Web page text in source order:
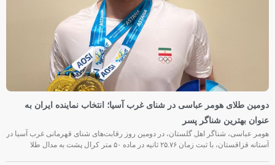
دومین طلای هومر عباسی در شنای غرب آسیا؛ انتخاب نماینده ایران به
عنوان بهترین شناگر پسر
هومر عباسی، شناگر اهل گلستان، در دومین روز رقابت‌های شنای قهرمانی غرب آسیا در
آستانه قزاقستان، با ثبت زمان ۲۵.۷۶ ثانیه در ماده ۵۰ متر کرال پشت به مدال طلا